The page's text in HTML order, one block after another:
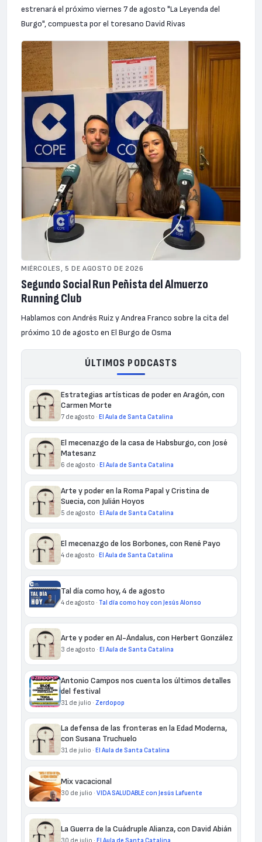
estrenará el próximo viernes 7 de agosto "La Leyenda del
Burgo", compuesta por el toresano David Rivas
MIÉRCOLES, 5 DE AGOSTO DE 2026
Segundo Social Run Peñista del Almuerzo
Running Club
Hablamos con Andrés Ruiz y Andrea Franco sobre la cita del
próximo 10 de agosto en El Burgo de Osma
ÚLTIMOS PODCASTS
Estrategias artísticas de poder en Aragón, con
Carmen Morte
7 de agosto · El Aula de Santa Catalina
El mecenazgo de la casa de Habsburgo, con José
Matesanz
6 de agosto · El Aula de Santa Catalina
Arte y poder en la Roma Papal y Cristina de
Suecia, con Julián Hoyos
5 de agosto · El Aula de Santa Catalina
El mecenazgo de los Borbones, con René Payo
4 de agosto · El Aula de Santa Catalina
Tal día como hoy, 4 de agosto
4 de agosto · Tal día como hoy con Jesús Alonso
Arte y poder en Al-Ándalus, con Herbert González
3 de agosto · El Aula de Santa Catalina
Antonio Campos nos cuenta los últimos detalles
del festival
31 de julio · Zerdopop
La defensa de las fronteras en la Edad Moderna,
con Susana Truchuelo
31 de julio · El Aula de Santa Catalina
Mix vacacional
30 de julio · VIDA SALUDABLE con Jesús Lafuente
La Guerra de la Cuádruple Alianza, con David Abián
30 de julio · El Aula de Santa Catalina